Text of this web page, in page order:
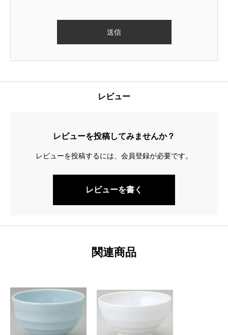
レビュー
レビューを投稿してみませんか？
レビューを投稿するには、会員登録が必要です。
レビューを書く
関連商品